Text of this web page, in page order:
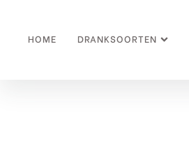
HOME DRANKSOORTEN